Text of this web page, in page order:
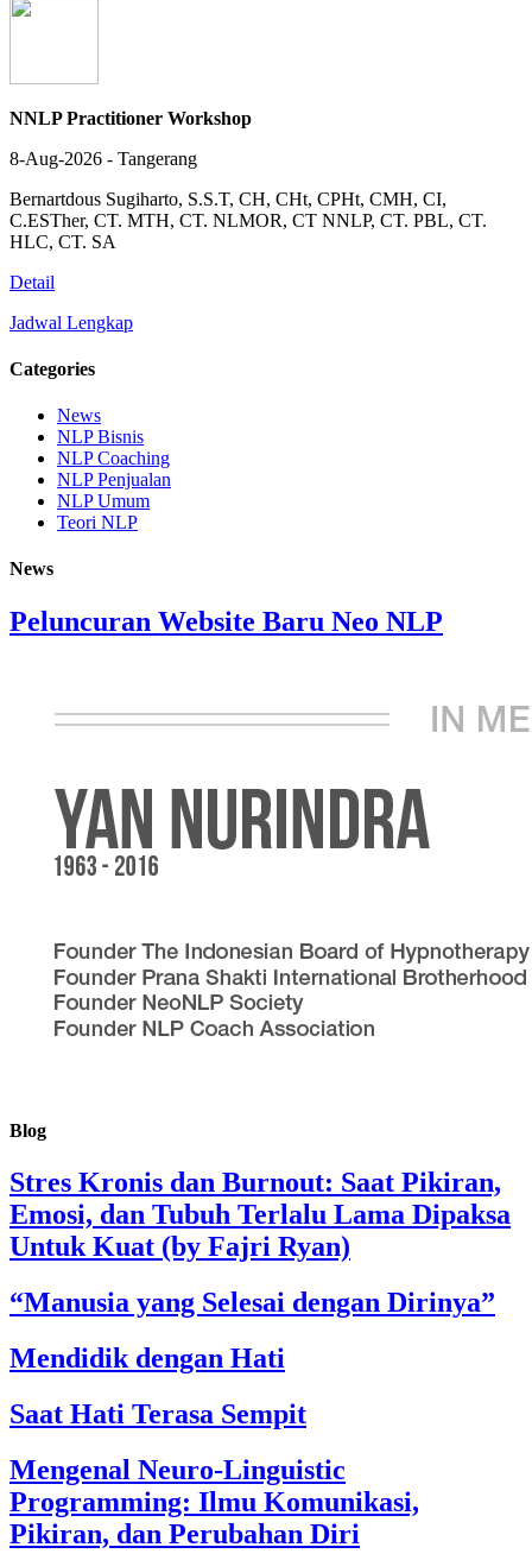
NNLP Practitioner Workshop
8-Aug-2026 - Tangerang
Bernartdous Sugiharto, S.S.T, CH, CHt, CPHt, CMH, CI,
C.ESTher, CT. MTH, CT. NLMOR, CT NNLP, CT. PBL, CT.
HLC, CT. SA
Detail
Jadwal Lengkap
Categories
News
NLP Bisnis
NLP Coaching
NLP Penjualan
NLP Umum
Teori NLP
News
Peluncuran Website Baru Neo NLP
Blog
Stres Kronis dan Burnout: Saat Pikiran,
Emosi, dan Tubuh Terlalu Lama Dipaksa
Untuk Kuat (by Fajri Ryan)
“Manusia yang Selesai dengan Dirinya”
Mendidik dengan Hati
Saat Hati Terasa Sempit
Mengenal Neuro-Linguistic
Programming: Ilmu Komunikasi,
Pikiran, dan Perubahan Diri